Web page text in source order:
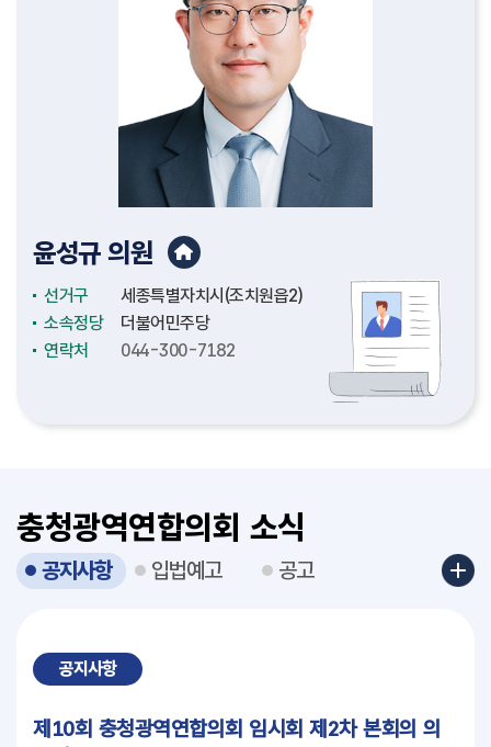
구형서의원
선거구
충청남도(천안시4)
소속정당
더불어민주당
연락처
041-635-5334
김종욱의원
선거구
충청남도(논산시2)
소속정당
더불어민주당
연락처
041-635-5156
이병하의원
선거구
충청남도(천안시2)
소속정당
더불어민주당
연락처
041-635-5226
편삼범의원
선거구
충청남도(보령시2)
소속정당
국민의힘
연락처
041-635-5327
허철의원
선거구
충청북도(청주시3)
소속정당
더불어민주당
연락처
043-220-5076
정재우의원
선거구
충청북도(청주시12)
소속정당
더불어민주당
연락처
043-201-5097
김종필의원
선거구
충청북도(충주시4)
소속정당
국민의힘
연락처
043-220-5133
조중근의원
선거구
충청북도(충주시3)
소속정당
더불어민주당
연락처
043-220-5142
유인호의원
선거구
세종특별자치시(보람동)
소속정당
더불어민주당
연락처
044-300-7010
이순열의원
선거구
세종특별자치시(도담동)
소속정당
더불어민주당
연락처
044-300-7110
윤성규의원
선거구
세종특별자치시(조치원읍2)
소속정당
더불어민주당
연락처
044-300-7182
김명숙의원
선거구
세종특별자치시(비례대표)
소속정당
더불어민주당
연락처
044-300-7174
고제열의원
선거구
대전광역시(중구3)
소속정당
더불어민주당
연락처
042-270-5034
서다운의원
선거구
대전광역시(서구4)
소속정당
더불어민주당
연락처
042-270-5032
김기흥의원
선거구
대전광역시(대덕구1)
소속정당
더불어민주당
연락처
042-270-5044
이한영의원
선거구
대전광역시(서구6)
소속정당
국민의힘
연락처
042-270-5030
충청광역연합의회 소식
공지사항
공지사항
제10회 충청광역연합의회 임시회 제2차 본회의 의
입법예고 공고